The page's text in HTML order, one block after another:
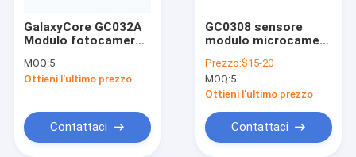
GalaxyCore GC032A
Modulo fotocamera
fissa da 0,3 MP con
sensore di immagine
MOQ:5
Ottieni l'ultimo prezzo
Contattaci
GC0308 sensore
modulo microcamera
da 0,3 MP
Prezzo:$15-20
MOQ:5
Ottieni l'ultimo prezzo
Contattaci